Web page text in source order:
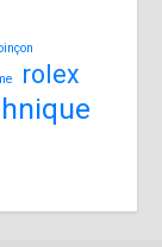
rolex